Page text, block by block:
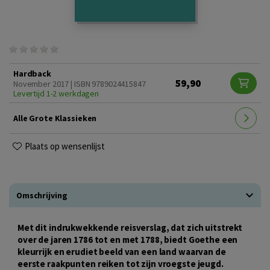
Hardback
November 2017 | ISBN 9789024415847
Levertijd 1-2 werkdagen
59,90
Alle Grote Klassieken
Plaats op wensenlijst
Omschrijving
Met dit indrukwekkende reisverslag, dat zich uitstrekt
over de jaren 1786 tot en met 1788, biedt Goethe een
kleurrijk en erudiet beeld van een land waarvan de
eerste raakpunten reiken tot zijn vroegste jeugd.